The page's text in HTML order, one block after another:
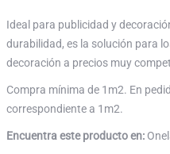
Ideal para publicidad y
durabilidad, es la solución para
decoración a precios muy
Compra mínima de 1m2. En
correspondiente a 1m2.
Encuentra este producto en: